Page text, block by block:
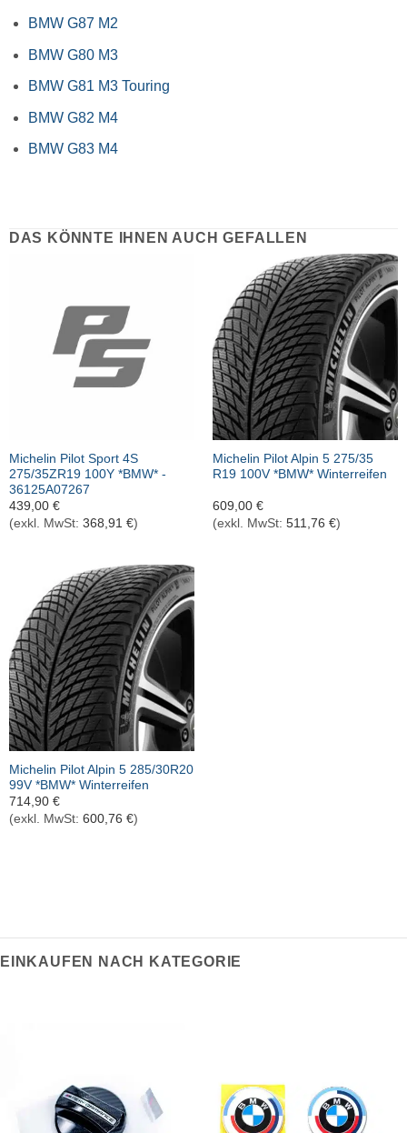
BMW G87 M2
BMW G80 M3
BMW G81 M3 Touring
BMW G82 M4
BMW G83 M4
DAS KÖNNTE IHNEN AUCH GEFALLEN
Michelin Pilot Sport 4S
275/35ZR19 100Y *BMW* -
36125A07267
439,00 €
(exkl. MwSt: 368,91 €)
Michelin Pilot Alpin 5 275/35
R19 100V *BMW* Winterreifen
609,00 €
(exkl. MwSt: 511,76 €)
Michelin Pilot Alpin 5 285/30R20
99V *BMW* Winterreifen
714,90 €
(exkl. MwSt: 600,76 €)
EINKAUFEN NACH KATEGORIE